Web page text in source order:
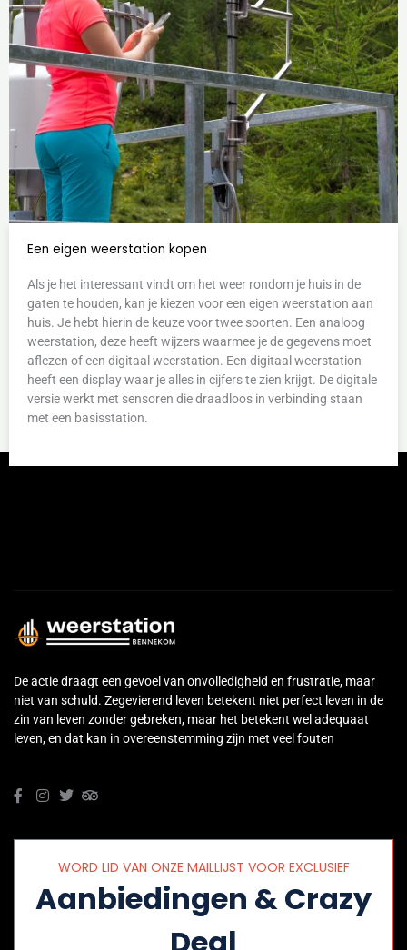
Een eigen weerstation kopen
Als je het interessant vindt om het weer rondom je huis in de
gaten te houden, kan je kiezen voor een eigen weerstation aan
huis. Je hebt hierin de keuze voor twee soorten. Een analoog
weerstation, deze heeft wijzers waarmee je de gegevens moet
aflezen of een digitaal weerstation. Een digitaal weerstation
heeft een display waar je alles in cijfers te zien krijgt. De digitale
versie werkt met sensoren die draadloos in verbinding staan
met een basisstation.
De actie draagt een gevoel van onvolledigheid en frustratie, maar
niet van schuld. Zegevierend leven betekent niet perfect leven in de
zin van leven zonder gebreken, maar het betekent wel adequaat
leven, en dat kan in overeenstemming zijn met veel fouten
WORD LID VAN ONZE MAILLIJST VOOR EXCLUSIEF
Aanbiedingen & Crazy